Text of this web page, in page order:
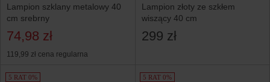
Lampion szklany metalowy 40
cm srebrny
74,98 zł
119,99 zł cena regularna
Lampion złoty ze szkłem
wiszący 40 cm
299 zł
5 RAT 0% 5 RAT 0%